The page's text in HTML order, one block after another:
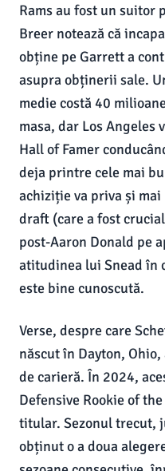
Rams au fost un suitor
Breer notează că
obține pe Garrett a
asupra obținerii sale.
medie costă 40
masa, dar Los Angeles
Hall of Famer
deja printre cele mai
achiziție va priva și
draft (care a fost
post-Aaron Donald pe
atitudinea lui Snead în
este bine cunoscută.
Verse, despre care
născut în Dayton,
de carieră. În 2024,
Defensive Rookie of
titular. Sezonul trecut,
obținut o a doua